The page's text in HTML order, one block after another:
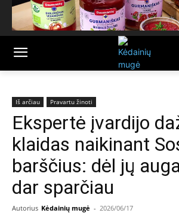
Iš arčiau Pravartu žinoti
Ekspertė įvardijo
klaidas naikinant
barščius: dėl jų
dar sparčiau
Autorius Kėdainių mugė - 2026/06/17